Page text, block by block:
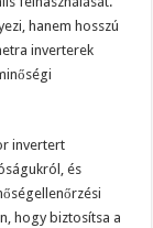
hanem hosszú
inverterek
invertert
és
hogy biztosítsa a